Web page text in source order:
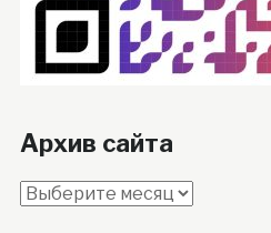
Архив сайта
Архив